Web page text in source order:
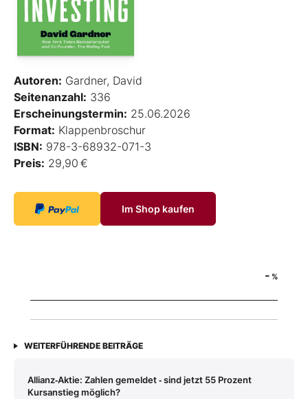
Autoren: Gardner, David
Seitenanzahl: 336
Erscheinungstermin: 25.06.2026
Format: Klappenbroschur
ISBN: 978-3-68932-071-3
Preis: 29,90 €
Im Shop kaufen
- %
WEITERFÜHRENDE BEITRÄGE
Allianz‑Aktie: Zahlen gemeldet ‑ sind jetzt 55 Prozent
Kursanstieg möglich?